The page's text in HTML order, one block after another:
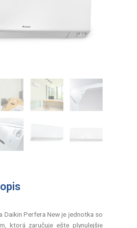
Daikin Perfera New je jednotka so
ktorá zaručuje ešte plynulejšie